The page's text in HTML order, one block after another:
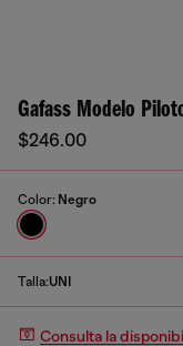
Gafass Modelo
$246.00
Color: Negro
Talla:UNI
Consulta la